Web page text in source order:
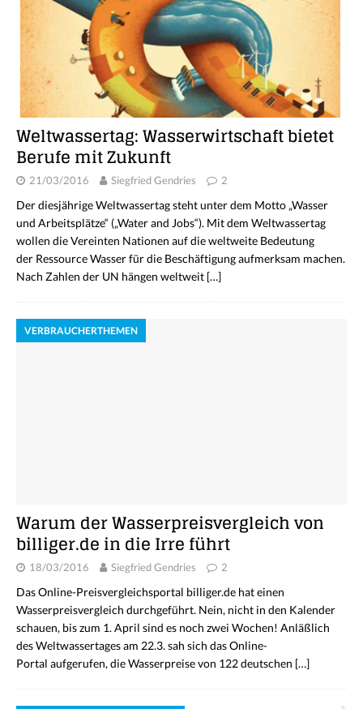
Weltwassertag: Wasserwirtschaft bietet
Berufe mit Zukunft
21/03/2016 Siegfried Gendries 2
Der diesjährige Weltwassertag steht unter dem Motto „Wasser
und Arbeitsplätze“ („Water and Jobs“). Mit dem Weltwassertag
wollen die Vereinten Nationen auf die weltweite Bedeutung
der Ressource Wasser für die Beschäftigung aufmerksam machen.
Nach Zahlen der UN hängen weltweit […]
VERBRAUCHERTHEMEN
Warum der Wasserpreisvergleich von
billiger.de in die Irre führt
18/03/2016 Siegfried Gendries 2
Das Online-Preisvergleichsportal billiger.de hat einen
Wasserpreisvergleich durchgeführt. Nein, nicht in den Kalender
schauen, bis zum 1. April sind es noch zwei Wochen! Anläßlich
des Weltwassertages am 22.3. sah sich das Online-
Portal aufgerufen, die Wasserpreise von 122 deutschen […]